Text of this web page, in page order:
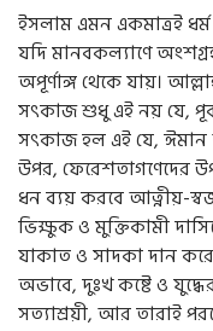
ইসলাম এমন একমাত্রই
যদি মানবকল্যাণে
অপূর্ণাঙ্গ থেকে যায়।
সৎকাজ শুধু এই নয় যে,
সৎকাজ হল এই যে,
উপর, ফেরেশতাগণেদের
ধন ব্যয় করবে আত্নীয়-
ভিক্ষুক ও মুক্তিকামী
যাকাত ও সাদকা দান করে
অভাবে, দুঃখ কষ্টে ও
সত্যাশ্রয়ী, আর তারাই